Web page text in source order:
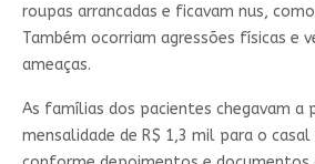
roupas arrancadas e ficavam nus,
Também ocorriam agressões físicas e
ameaças.
As famílias dos pacientes chegavam a
mensalidade de R$ 1,3 mil para o